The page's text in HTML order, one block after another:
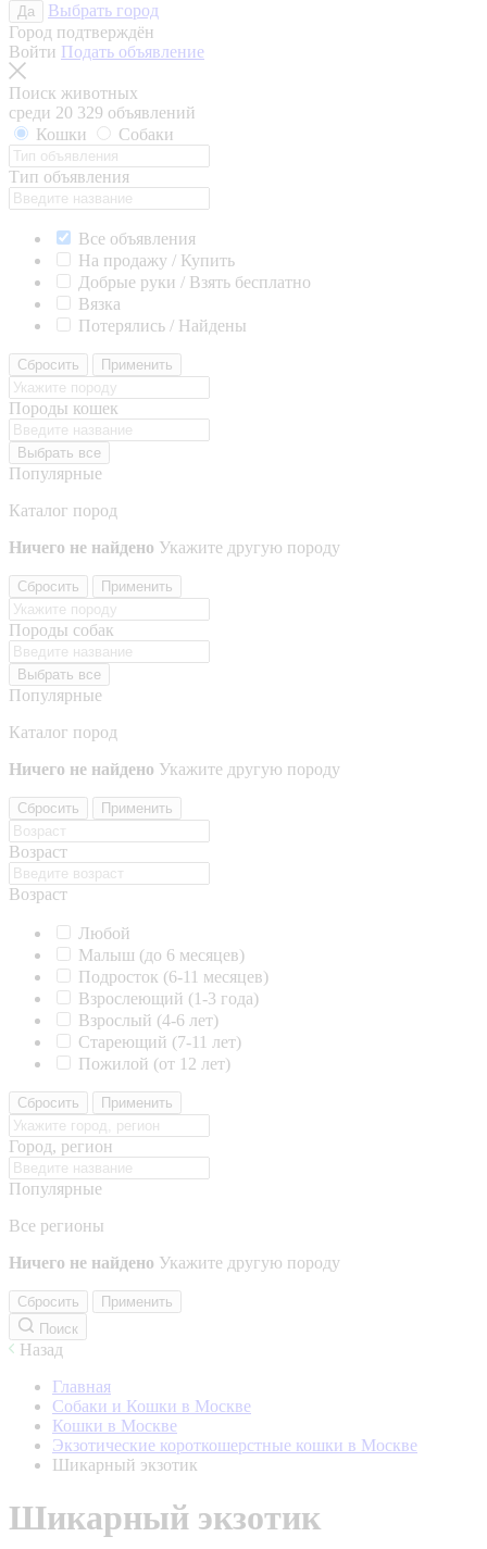
Да
Выбрать город
Город подтверждён
Войти Подать объявление
Поиск животных
среди 20 329 объявлений
Кошки
Собаки
Тип объявления
Все объявления
На продажу / Купить
Добрые руки / Взять бесплатно
Вязка
Потерялись / Найдены
Сбросить Применить
Породы кошек
Выбрать все
Популярные
Каталог пород
Ничего не найдено Укажите другую породу
Сбросить Применить
Породы собак
Выбрать все
Популярные
Каталог пород
Ничего не найдено Укажите другую породу
Сбросить Применить
Возраст
Возраст
Любой
Малыш (до 6 месяцев)
Подросток (6-11 месяцев)
Взрослеющий (1-3 года)
Взрослый (4-6 лет)
Стареющий (7-11 лет)
Пожилой (от 12 лет)
Сбросить Применить
Город, регион
Популярные
Все регионы
Ничего не найдено Укажите другую породу
Сбросить
Применить
Поиск
Назад
Главная
Собаки и Кошки в Москве
Кошки в Москве
Экзотические короткошерстные кошки в Москве
Шикарный экзотик
Шикарный экзотик